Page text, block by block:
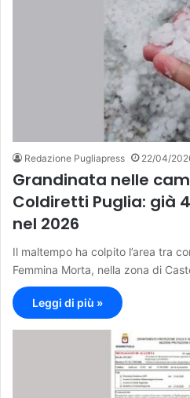
Redazione Pugliapress 22/04/
Grandinata nelle
Coldiretti Puglia: già
nel 2026
Il maltempo ha colpito l’area tra
Femmina Morta, nella zona di
Leggi di più »